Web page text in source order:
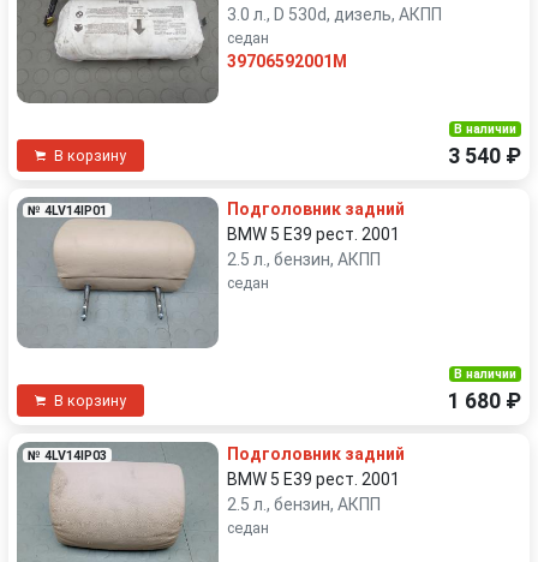
3.0 л., D 530d, дизель, АКПП
седан
39706592001M
В корзину
В наличии
3 540 ₽
№ 4LV14IP01
Подголовник задний
BMW 5 E39 рест. 2001
2.5 л., бензин, АКПП
седан
В корзину
В наличии
1 680 ₽
№ 4LV14IP03
Подголовник задний
BMW 5 E39 рест. 2001
2.5 л., бензин, АКПП
седан